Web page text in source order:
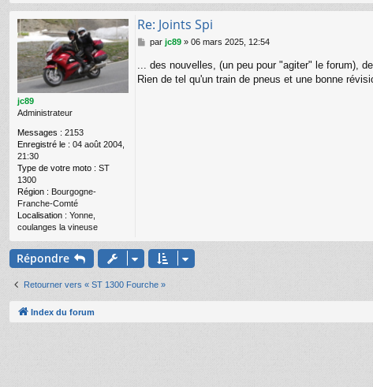
jc89
Administrateur
Messages : 2153
Enregistré le : 04 août 2004,
21:30
Type de votre moto : ST
1300
Région : Bourgogne-
Franche-Comté
Localisation : Yonne,
coulanges la vineuse
Re: Joints Spi
M
s
s
par jc89» 06 mars 2025, 12:54
... des nouvelles, (un peu pour "agiter" le forum),
Rien de tel qu'un train de pneus et une bonne
Répondre
Retourner vers « ST 1300 Fourche »
Index du forum